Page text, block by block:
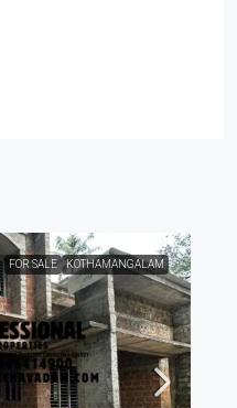
FOR SALE KOTHAMANGALAM